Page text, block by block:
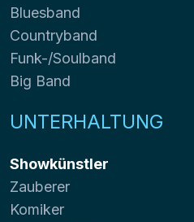
Bluesband
Countryband
Funk-/Soulband
Big Band
UNTERHALTUNG
Showkünstler
Zauberer
Komiker